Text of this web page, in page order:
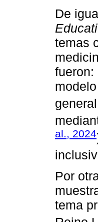
De
temas
fueron:
al., 2024
Por
tema